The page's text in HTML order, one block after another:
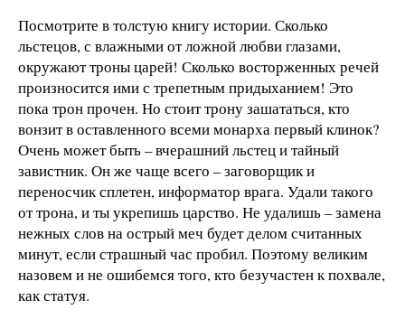
Посмотрите в толстую книгу истории. Сколько
льстецов, с влажными от ложной любви глазами,
окружают троны царей! Сколько восторженных речей
произносится ими с трепетным придыханием! Это
пока трон прочен. Но стоит трону зашататься, кто
вонзит в оставленного всеми монарха первый клинок?
Очень может быть – вчерашний льстец и тайный
завистник. Он же чаще всего – заговорщик и
переносчик сплетен, информатор врага. Удали такого
от трона, и ты укрепишь царство. Не удалишь – замена
нежных слов на острый меч будет делом считанных
минут, если страшный час пробил. Поэтому великим
назовем и не ошибемся того, кто безучастен к похвале,
как статуя.